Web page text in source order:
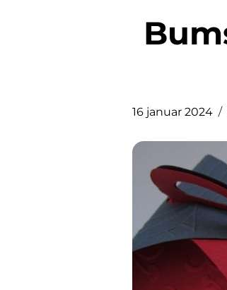
Bumser på halsen: Alt, du har
16 januar 2024